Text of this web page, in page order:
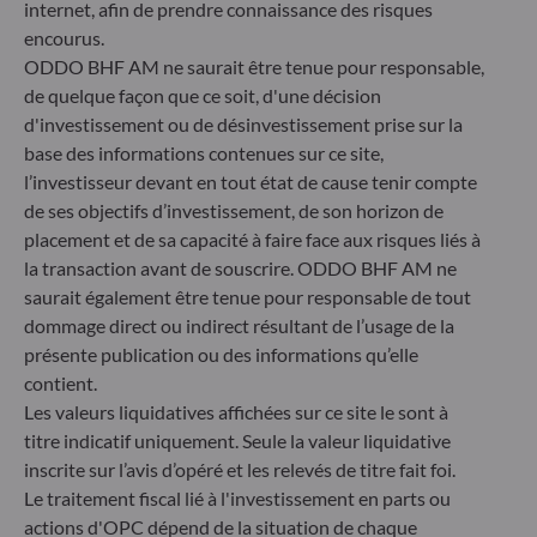
60329 Frankfurt am Main
Allemagne
+49 (0) 69 920 50 0
Société de Gestion de Portefeuille agréée par la
Bundesanstalt für Finanzdienstleistungsaufsicht (« BaFin »)
Enregistrement commercial : HRB 11971 tribunal local de
Düsseldorf
ODDO BHF Asset Management LUX
6, rue Gabriel Lippmann
L-5365 Munsbach
Luxembourg
+352 45 76 76 245
Enregistré au registre du commerce et des sociétés de
Luxembourg sous le numéro B 29891 Agréé et supervisé
par la commission de Surveillance du Secteur Financier
(CSSF)
internet, afin de prendre connaissance des risques
encourus.
ODDO BHF AM ne saurait être tenue pour responsable,
de quelque façon que ce soit, d'une décision
d'investissement ou de désinvestissement prise sur la
base des informations contenues sur ce site,
l’investisseur devant en tout état de cause tenir compte
de ses objectifs d’investissement, de son horizon de
placement et de sa capacité à faire face aux risques liés à
la transaction avant de souscrire. ODDO BHF AM ne
saurait également être tenue pour responsable de tout
dommage direct ou indirect résultant de l’usage de la
présente publication ou des informations qu’elle
contient.
Les valeurs liquidatives affichées sur ce site le sont à
titre indicatif uniquement. Seule la valeur liquidative
inscrite sur l’avis d’opéré et les relevés de titre fait foi.
Le traitement fiscal lié à l'investissement en parts ou
actions d'OPC dépend de la situation de chaque